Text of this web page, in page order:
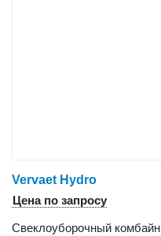
Vervaet Hydro
Цена по запросу
Свеклоуборочный комбайн